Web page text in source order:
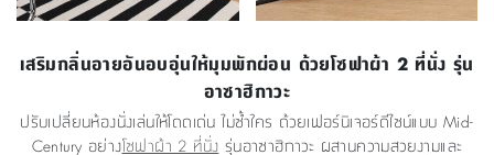
เสริมกลิ่นอายอันอบอุ่นให้มุมพักผ่อน ด้วยโซฟาผ้า 2 ที่นั่ง รุ่น
อาซาฮิกาวะ
ปรับเปลี่ยนห้องนั่งเล่นให้โดดเด่น ไม่ซ้ำใคร ด้วยเฟอร์นิเจอร์ดีไซน์แบบ Mid-
Century อย่างโซฟาผ้า 2 ที่นั่ง รุ่นอาซาฮิกาวะ ผสานความสวยงามและ